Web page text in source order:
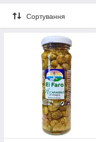
Сортування